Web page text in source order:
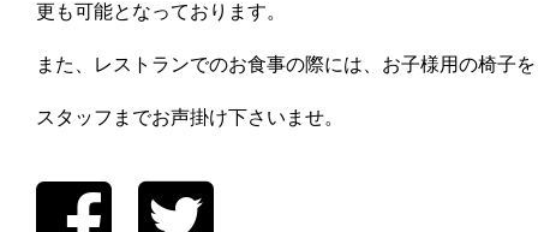
更も可能となっております。
また、レストランでのお食事の際には、お子様用の椅子
スタッフまでお声掛け下さいませ。